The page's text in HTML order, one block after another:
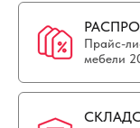
Прайс-
мебели